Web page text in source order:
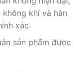
khí và hàn
xác.
sản phẩm được